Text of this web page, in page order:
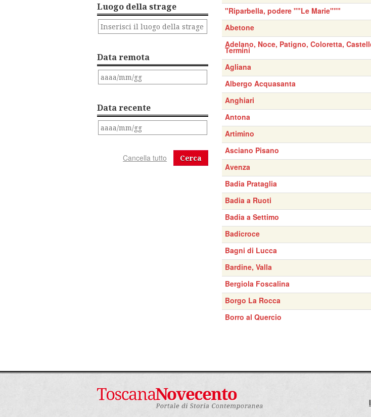
Luogo della strage
Data remota
Data recente
Cerca
"Riparbella, podere ""Le Marie"""
Abetone
Adelano, Noce, Patigno, Coloretta,
Termini
Agliana
Albergo Acquasanta
Anghiari
Antona
Artimino
Asciano Pisano
Avenza
Badia Prataglia
Badia a Ruoti
Badia a Settimo
Badicroce
Bagni di Lucca
Bardine, Valla
Bergiola Foscalina
Borgo La Rocca
Borro al Quercio